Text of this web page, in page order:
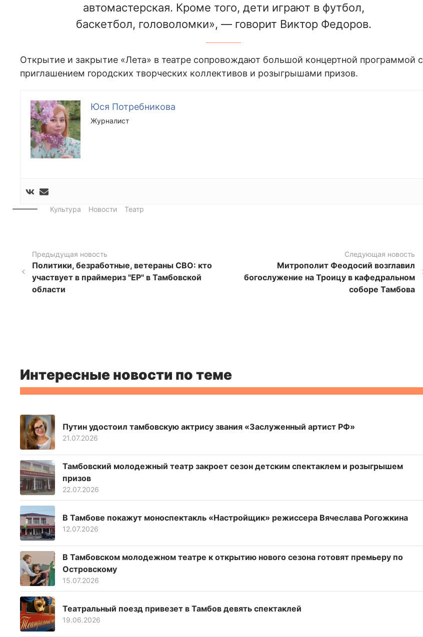
автомастерская. Кроме того, дети играют в футбол,
баскетбол, головоломки», — говорит Виктор Федоров.
Открытие и закрытие «Лета» в театре сопровождают большой концертной программой с
приглашением городских творческих коллективов и розыгрышами призов.
Юся Потребникова
Журналист
Культура Новости Театр
Предыдущая новость
Политики, безработные, ветераны СВО: кто
участвует в праймериз "ЕР" в Тамбовской
области
Следующая новость
Митрополит Феодосий возглавил
богослужение на Троицу в кафедральном
соборе Тамбова
Интересные новости по теме
Путин удостоил тамбовскую актрису звания «Заслуженный артист РФ»
21.07.2026
Тамбовский молодежный театр закроет сезон детским спектаклем и розыгрышем
призов
22.07.2026
В Тамбове покажут моноспектакль «Настройщик» режиссера Вячеслава Рогожкина
12.07.2026
В Тамбовском молодежном театре к открытию нового сезона готовят премьеру по
Островскому
15.07.2026
Театральный поезд привезет в Тамбов девять спектаклей
19.06.2026